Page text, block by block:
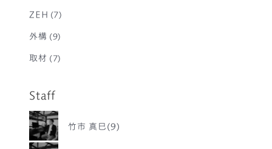
ZEH (7)
外構 (9)
取材 (7)
Staff
竹市 真巳(9)